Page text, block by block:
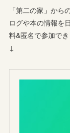
「第二の家」か
ログや本の情報を
料&匿名で参加で
↓